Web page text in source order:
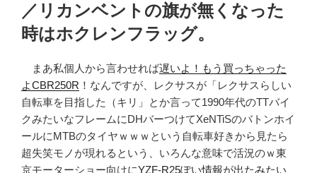
／リカンベントの旗が無くなった
時はホクレンフラッグ。
まあ私個人から言わせれば遅いよ！もう買っちゃった
よCBR250R ！なんですが、レクサスが「レクサスらしい
自転車を目指した（キリ」とか言って1990年代のTTバイ
クみたいなフレームにDHバーつけてXeNTiSのバトンホイ
ールにMTBのタイヤｗｗｗという自転車好きから見たら
超失笑モノが現れるという、いろんな意味で活況のｗ東
京モーターショー向けにYZF-R25ぽい情報が出たみたい